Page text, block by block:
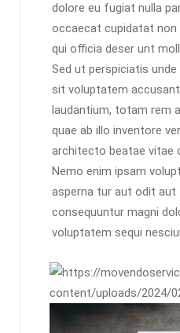
dolore eu fugiat nulla
occaecat cupidatat non
qui officia deser unt
Sed ut perspiciatis
sit voluptatem
laudantium, totam rem
quae ab illo inventore
architecto beatae vitae
Nemo enim ipsam
asperna tur aut odit aut
consequuntur magni
voluptatem sequi